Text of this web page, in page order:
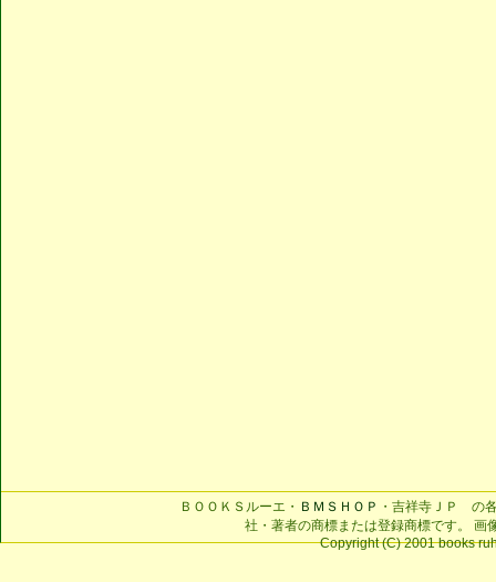
ＢＯＯＫＳルーエ・ ＢＭＳＨＯＰ ・吉祥寺ＪＰ の
社・著者の商標または登録商標です。 画
Copyright (C) 2001 books